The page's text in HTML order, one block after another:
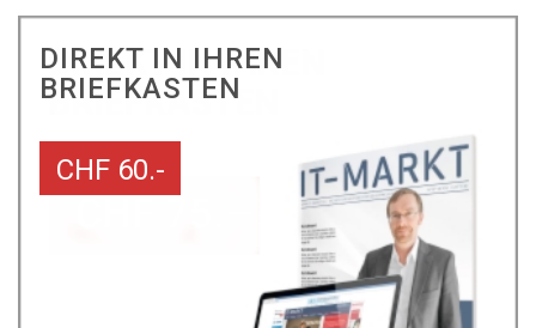
DIREKT IN IHREN
BRIEFKASTEN
CHF 60.-